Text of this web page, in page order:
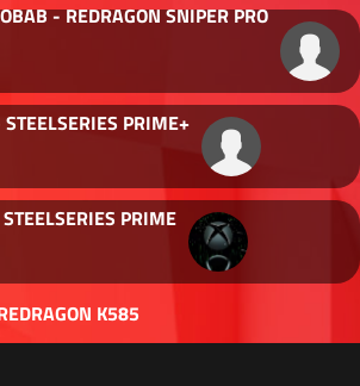
- REDRAGON SNIPER PRO
PRIME+
PRIME
K585